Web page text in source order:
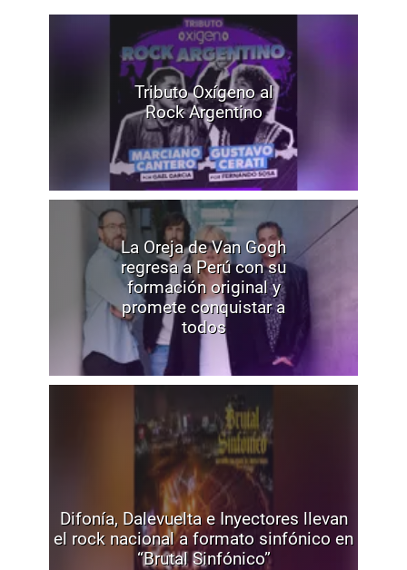
Tributo Oxígeno al
Rock Argentino
La Oreja de Van Gogh
regresa a Perú con su
formación original y
promete conquistar a
todos
Difonía, Dalevuelta e Inyectores llevan
el rock nacional a formato sinfónico en
“Brutal Sinfónico”